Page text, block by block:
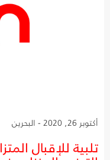
أكتوبر 26, 2020 - البحرين
تلبية للإقبال